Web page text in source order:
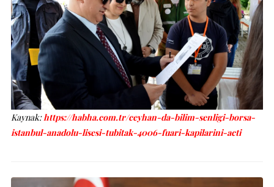
Kaynak:https://habha.com.tr/ceyhan-da-bilim-senligi-borsa-
istanbul-anadolu-lisesi-tubitak-4006-fuari-kapilarini-acti